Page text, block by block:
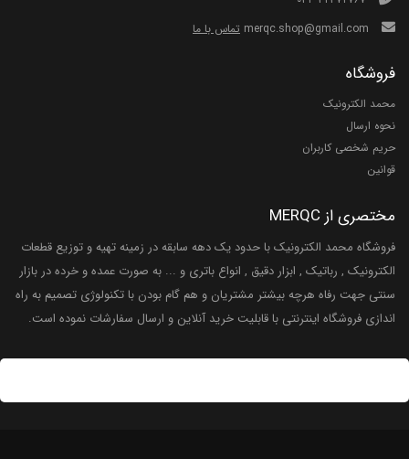
تماس با ما
فروشگاه
محمد الکترونیک
نحوه ارسال
حریم شخصی کاربران
قوانین
مختصری از MERQC
فروشگاه محمد الکترونیک با حدود یک دهه سابقه در زمینه تهیه و توزیع قطعات
الکترونیک , رباتیک , ابزار دقیق , انواع باتری و ... به صورت عمده و خرده در بازار
سنتی جهت رفاه هرچه بیشتر مشتریان و هم گام بودن با تکنولوژی تصمیم به راه
اندازی فروشگاه اینترنتی با قابلیت خرید آنلاین و ارسال سفارشات نموده است.